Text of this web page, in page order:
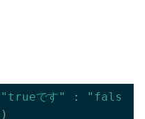
"trueです" :
"falseで